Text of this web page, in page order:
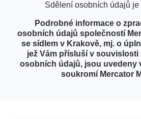
Sdělení osobních údajů je
Podrobné informace o
osobních údajů společností
se sídlem v Krakově, mj. o
jež Vám přísluší v souvislosti
osobních údajů, jsou uvedeny
soukromí Mercator